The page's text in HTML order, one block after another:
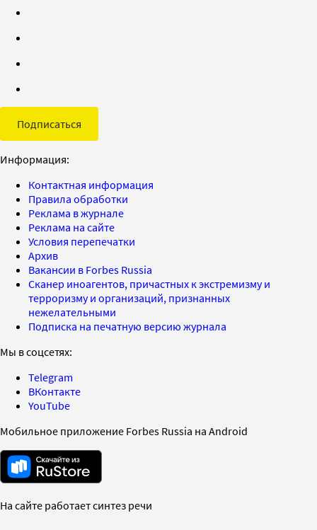
Подписаться
Информация:
Контактная информация
Правила обработки
Реклама в журнале
Реклама на сайте
Условия перепечатки
Архив
Вакансии в Forbes Russia
Сканер иноагентов, причастных к экстремизму и
терроризму и организаций, признанных
нежелательными
Подписка на печатную версию журнала
Мы в соцсетях:
Telegram
ВКонтакте
YouTube
Мобильное приложение Forbes Russia на Android
На сайте работает синтез речи